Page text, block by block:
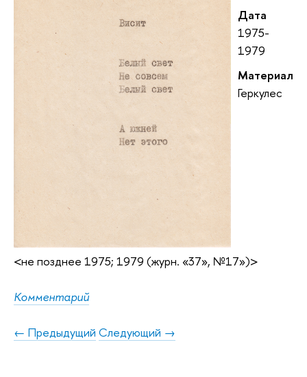
Дата
1975-
1979
Материал
Геркулес
<не позднее 1975; 1979 (журн. «37», №17»)>
Комментарий
← Предыдущий Следующий →